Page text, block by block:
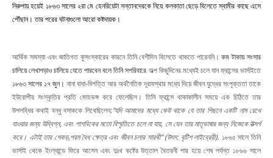
নিরুপায় হয়েই ১৮৬৩ সালের ২রা মে হেনরিয়েটা সন্তানদেরকে নিয়ে কলকাতা ছেড়ে বিলেতে স্বামীর কাছে এসে
পৌঁছান। তার পরের ঘটনাগুলো আরো কষ্টদায়ক।
আর্থিক সমস্যা এবং জাতিগত কুসংস্কারের কারনে তিনি বেশীদিন বিলেতে থাকতে পারেননি।কম টাকায় সংসার
চালিয়ে লেখাপড়াও চালিয়ে যেতে পারবেন বলে তিনি সপরিবারে অল্প কিছুদিনের মধ্যেই চলে যান ফ্রান্সের ভার্সাইতে
১৮৬৩ সালের ১৭ জুন। নানা বাধা-বিপত্তি আর অর্থনৈতিক দূরাবস্থার মধ্যে দিয়ে জীবন যুদ্ধের সংপৃক্ততা তাকে
ইউরোপীয় সংস্কৃতির প্রতি মোহভঙ্গ করে ফেলেছিল। তিনি ফ্রান্সে থাকাকালীন সময়ে এক চিঠিতে তার
উপলব্ধির কথাই বন্ধু বসাককে লিখেছিলেন:“যদি আমাদের মধ্যে কেউ থাকে যে তার পিছনে একটি নাম রেখে
যাওয়ার জন্য উদ্বিগ্ন, এবং পাশবিকের মতো বিস্মৃতিতে চলে না যায়, সে যেন তার মাতৃভাষার জন্য নিজেকে উত্সর্গ
করে। এটাই তার শেকড়,পরম বৈধ ক্ষেত্র এবং জীবন চলার সারথী” (উৎস: বৃটিশ লাইব্রেরী). ১৮৬৫ সালে তিনি
ভার্সাই থেকে ইংল্যান্ডে ফিরে আসেন এবং দুঃখ কষ্টের উত্তাল বৈতরনী পার হয়ে শেষ পর্যন্ত ১৮৬৬ সালে